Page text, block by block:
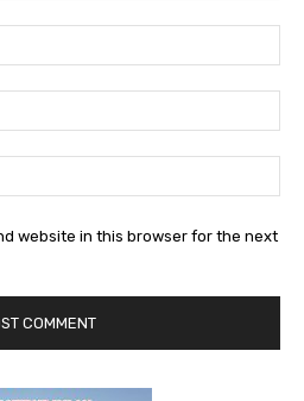
website in this browser for the next